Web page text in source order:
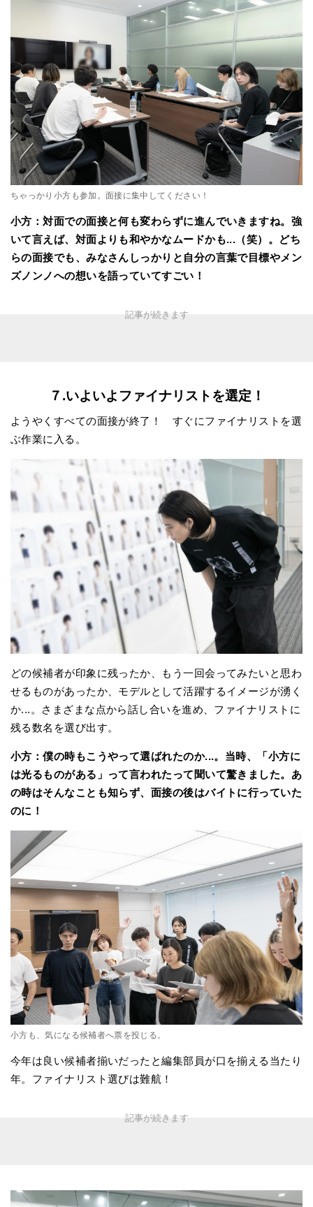
ちゃっかり小方も参加。面接に集中してください！
小方：対面での面接と何も変わらずに進んでいきますね。強
いて言えば、対面よりも和やかなムードかも...（笑）。どち
らの面接でも、みなさんしっかりと自分の言葉で目標やメン
ズノンノへの想いを語っていてすごい！
７.いよいよファイナリストを選定！
ようやくすべての面接が終了！ すぐにファイナリストを選
ぶ作業に入る。
どの候補者が印象に残ったか、もう一回会ってみたいと思わ
せるものがあったか、モデルとして活躍するイメージが湧く
か...。さまざまな点から話し合いを進め、ファイナリストに
残る数名を選び出す。
小方：僕の時もこうやって選ばれたのか...。当時、「小方に
は光るものがある」って言われたって聞いて驚きました。あ
の時はそんなことも知らず、面接の後はバイトに行っていた
のに！
小方も、気になる候補者へ票を投じる。
今年は良い候補者揃いだったと編集部員が口を揃える当たり
年。ファイナリスト選びは難航！